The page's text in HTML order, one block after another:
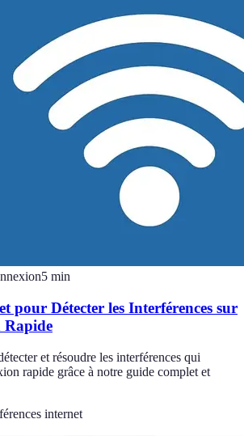
5 min
pour Détecter les Interférences sur
Rapide
et résoudre les interférences qui
rapide grâce à notre guide complet et
internet